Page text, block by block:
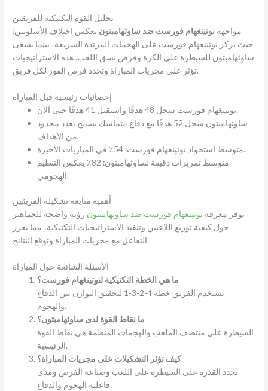
تحليل القوة التكتيكية للفريقين
مواجهة نوتينغهام فورست ضد ساوثهامبتون تعكس اختلاف الأسلوبين:
حيث يركز نوتينغهام فورست على الهجمات المرتدة السريعة، بينما يسعى
ساوثهامبتون للسيطرة على الكرة وفرض نسق اللعب. هذه الاستراتيجيات
تؤثر على مجريات المباراة وتحدد فرص الفوز لكل فريق.
إحصائيات رئيسية قبل المباراة
نوتينغهام فورست سجل 48 هدفًا واستقبل 41 هدفًا حتى الآن.
ساوثهامبتون سجل 52 هدفًا مع دفاع متماسك يسمح بعدد محدود
من الأهداف.
متوسط استحواذ نوتينغهام فورست: 54٪ في المباريات الأخيرة.
متوسط تمريرات دقيقة لساوثهامبتون: 82٪ يعكس التنظيم
الهجومي.
أهمية متابعة تشكيلة الفريقين
توفر معرفة نوتينغهام فورست ضد ساوثهامبتون رؤية واضحة للجماهير
حول كيفية توزيع اللاعبين وتنفيذ الاستراتيجيات التكتيكية، مما يعزز
التفاعل مع مجريات المباراة وتوقع النتائج.
الأسئلة الشائعة حول المباراة
ما هي الخطة التكتيكية لنوتينغهام فورست؟
يستخدم الفريق خطة 4-2-3-1 لتحقيق التوازن بين الدفاع
والهجوم.
ما نقاط القوة لدى ساوثهامبتون؟
السيطرة على منتصف الملعب والهجمات المنظمة هي نقاط القوة
الرئيسية.
كيف تؤثر التشكيلات على مجريات المباراة؟
تحدد القدرة على السيطرة على اللعب وصناعة الفرص ومدى
فاعلية الهجوم والدفاع.